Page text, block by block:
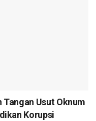
Usut Oknum
Korupsi